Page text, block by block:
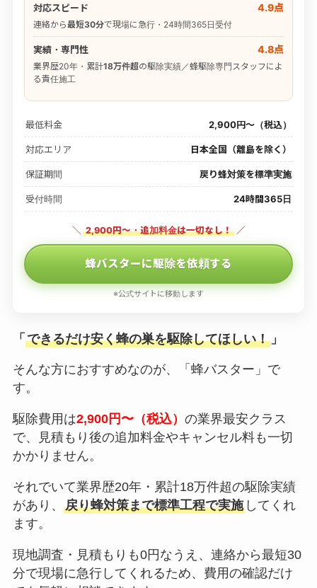
対応スピード 4.9点
連絡から最短30分で現場に急行・24時間365日受付
実績・専門性 4.8点
業界歴20年・累計18万件超の駆除実績／蜂駆除専門スタッフによ
る責任施工
最低料金 2,900円〜（税込）
対応エリア 日本全国（離島を除く）
保証期間 戻り蜂対策を標準実施
受付時間 24時間365日
＼ 2,900円〜・追加料金は一切なし！ ／
蜂バスターに駆除を依頼する
※公式サイトに移動します
「 できるだけ安く蜂の巣を駆除してほしい！」
そんな方におすすめなのが、「蜂バスター」で
す。
駆除費用は2,900円〜（税込） の業界最安クラス
で、見積もり後の追加料金やキャンセル料も一切
かかりません。
それでいて業界歴20年・累計18万件超の駆除実績
があり、 戻り蜂対策まで標準工程で実施してくれ
ます。
現地調査・見積もりも0円なうえ、連絡から最短30
分で現場に急行してくれるため、費用の確認だけ